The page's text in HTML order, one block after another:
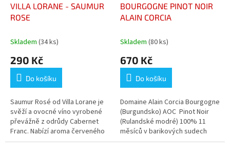
VILLA LORANE - SAUMUR
ROSE
Skladem (34 ks)
290 Kč
Do košíku
Saumur Rosé od Villa Lorane je
svěží a ovocné víno vyrobené
převážně z odrůdy Cabernet
Franc. Nabízí aroma červeného
ovoce, jako je jahoda a malina, s
BOURGOGNE PINOT NOIR
ALAIN CORCIA
Skladem (80 ks)
670 Kč
Do košíku
Domaine Alain Corcia Bourgogne
(Burgundsko) AOC Pinot Noir
(Rulandské modré) 100% 11
měsíců v barikových sudech
Červené víno, suché